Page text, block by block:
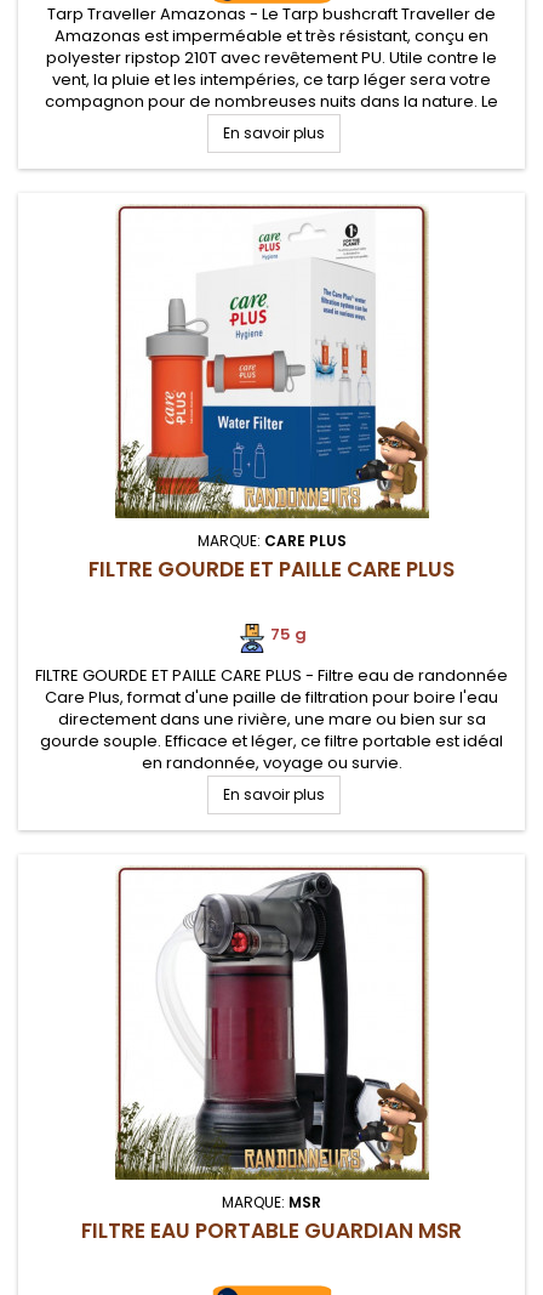
Tarp Traveller Amazonas - Le Tarp bushcraft Traveller de
Amazonas est imperméable et très résistant, conçu en
polyester ripstop 210T avec revêtement PU. Utile contre le
vent, la pluie et les intempéries, ce tarp léger sera votre
compagnon pour de nombreuses nuits dans la nature. Le
Traveller Tarp s'accroche et se tend sur les points de fixation
du matelas...
En savoir plus
MARQUE: CARE PLUS
FILTRE GOURDE ET PAILLE CARE PLUS
75 g
FILTRE GOURDE ET PAILLE CARE PLUS - Filtre eau de randonnée
Care Plus, format d'une paille de filtration pour boire l'eau
directement dans une rivière, une mare ou bien sur sa
gourde souple. Efficace et léger, ce filtre portable est idéal
en randonnée, voyage ou survie.
En savoir plus
MARQUE: MSR
FILTRE EAU PORTABLE GUARDIAN MSR